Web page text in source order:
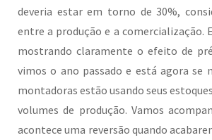
deveria estar em torno de 30%,
entre a produção e a comercialização.
mostrando claramente o efeito de
vimos o ano passado e está agora se
montadoras estão usando seus
volumes de produção. Vamos
acontece uma reversão quando